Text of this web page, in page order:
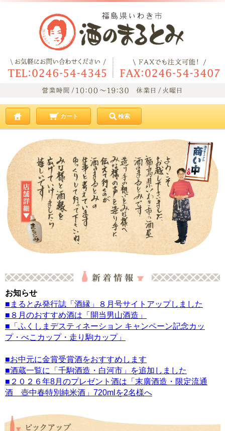
カート 検索
お知らせ
■まるとみ発行誌「酒縁」８月号サイトアップしました
■８月のおすすめ酒は「開当男山酒造」
■「ふくしまデスティネーション キャンペーン記念カッ
プ・べこカップ・走り駒カップ」
■お中元に金賞受賞酒をおすすめします
■酒蔵一覧に「千駒酒造・白河市」を追加しました
■２０２６年8月のプレゼント酒は「末廣酒造・限定流通
酒 壺中春特別純米酒」720mlを2名様へ